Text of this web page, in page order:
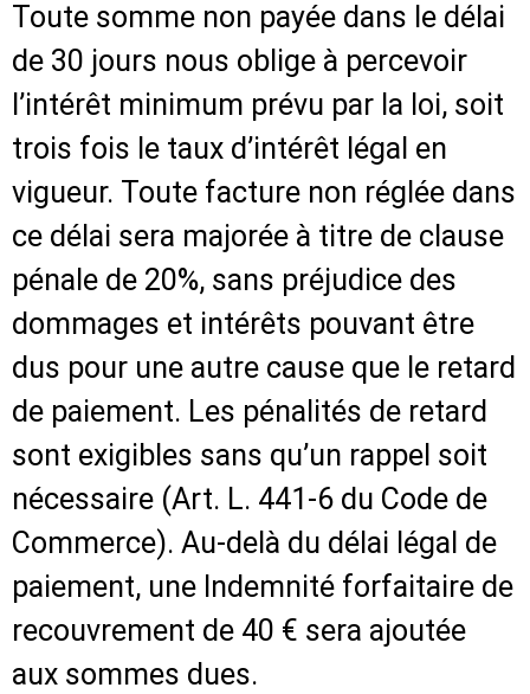
Toute somme non payée dans le délai
de 30 jours nous oblige à percevoir
l’intérêt minimum prévu par la loi, soit
trois fois le taux d’intérêt légal en
vigueur. Toute facture non réglée dans
ce délai sera majorée à titre de clause
pénale de 20%, sans préjudice des
dommages et intérêts pouvant être
dus pour une autre cause que le retard
de paiement. Les pénalités de retard
sont exigibles sans qu’un rappel soit
nécessaire (Art. L. 441-6 du Code de
Commerce). Au-delà du délai légal de
paiement, une Indemnité forfaitaire de
recouvrement de 40 € sera ajoutée
aux sommes dues.